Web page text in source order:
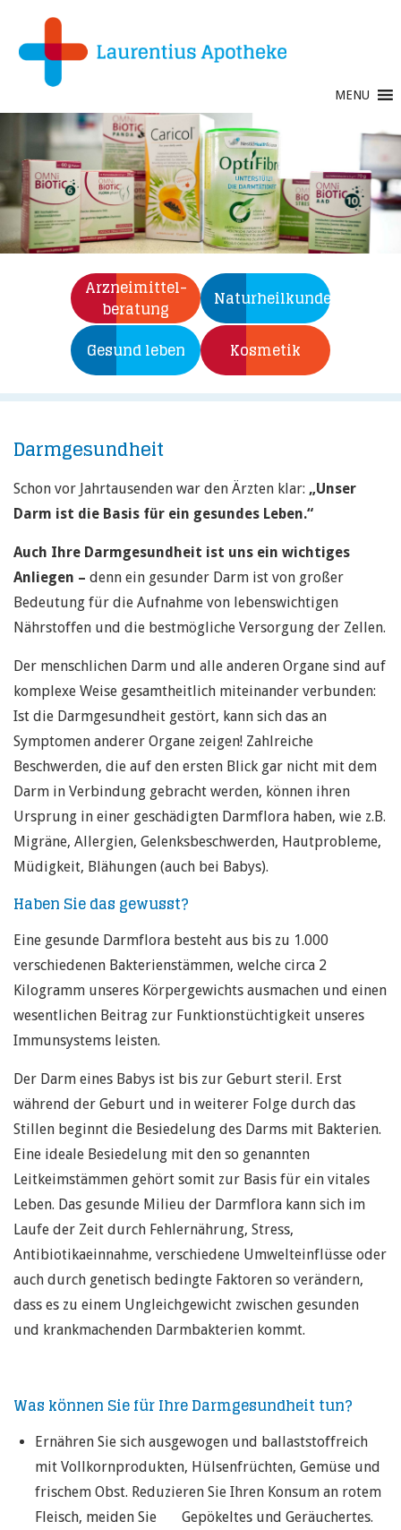
MENU
Arzneimittel-­
beratung
Naturheilkunde
Gesund leben Kosmetik
Darmgesundheit
Schon vor Jahrtausenden war den Ärzten klar: „Unser
Darm ist die Basis für ein gesundes Leben.“
Auch Ihre Darmgesundheit ist uns ein wichtiges
Anliegen – denn ein gesunder Darm ist von großer
Bedeutung für die Aufnahme von lebenswichtigen
Nährstoffen und die bestmögliche Versorgung der Zellen.
Der menschlichen Darm und alle anderen Organe sind auf
komplexe Weise gesamtheitlich miteinander verbunden:
Ist die Darmgesundheit gestört, kann sich das an
Symptomen anderer Organe zeigen! Zahlreiche
Beschwerden, die auf den ersten Blick gar nicht mit dem
Darm in Verbindung gebracht werden, können ihren
Ursprung in einer geschädigten Darmflora haben, wie z.B.
Migräne, Allergien, Gelenksbeschwerden, Hautprobleme,
Müdigkeit, Blähungen (auch bei Babys).
Haben Sie das gewusst?
Eine gesunde Darmflora besteht aus bis zu 1.000
verschiedenen Bakterienstämmen, welche circa 2
Kilogramm unseres Körpergewichts ausmachen und einen
wesentlichen Beitrag zur Funktionstüchtigkeit unseres
Immunsystems leisten.
Der Darm eines Babys ist bis zur Geburt steril. Erst
während der Geburt und in weiterer Folge durch das
Stillen beginnt die Besiedelung des Darms mit Bakterien.
Eine ideale Besiedelung mit den so genannten
Leitkeimstämmen gehört somit zur Basis für ein vitales
Leben. Das gesunde Milieu der Darmflora kann sich im
Laufe der Zeit durch Fehlernährung, Stress,
Antibiotikaeinnahme, verschiedene Umwelteinflüsse oder
auch durch genetisch bedingte Faktoren so verändern,
dass es zu einem Ungleichgewicht zwischen gesunden
und krankmachenden Darmbakterien kommt.
Was können Sie für Ihre Darmgesundheit tun?
Ernähren Sie sich ausgewogen und ballaststoffreich
mit Vollkornprodukten, Hülsenfrüchten, Gemüse und
frischem Obst. Reduzieren Sie Ihren Konsum an rotem
Fleisch, meiden Sie Gepökeltes und Geräuchertes.